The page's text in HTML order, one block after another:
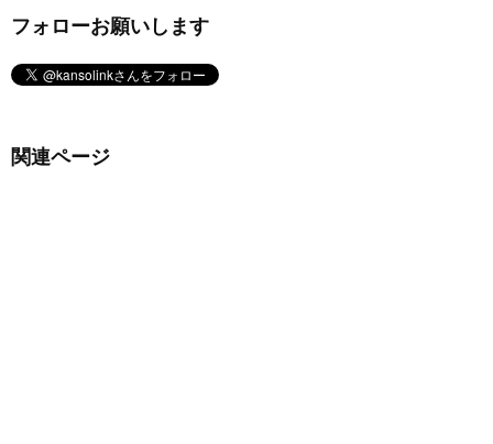
フォローお願いします
関連ページ